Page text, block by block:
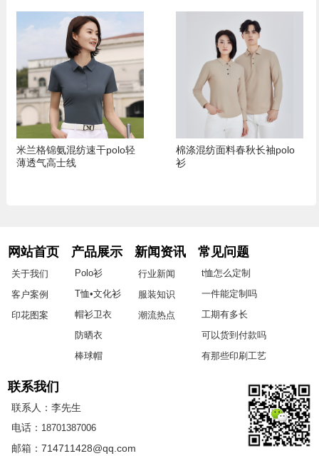
米兰格锦氨混纺速干polo轻
薄透气高士线
棉涤混纺面料春秋长袖polo
衫
网站首页
关于我们
客户案例
印花图案
产品展示
Polo衫
T恤•文化衫
帽衫卫衣
防晒衣
棒球帽
新闻资讯
行业新闻
服装知识
潮流热点
常见问题
t恤怎么定制
一件能定制吗
工期有多长
可以货到付款吗
有那些印刷工艺
联系我们
联系人：李先生
电话： 18701387006
邮箱：714711428@qq.com